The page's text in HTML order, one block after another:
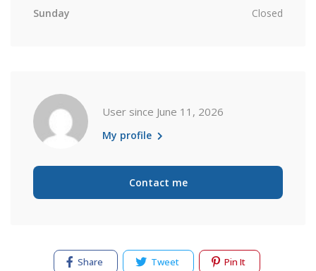
Sunday
Closed
User since June 11, 2026
My profile
Contact me
Share Tweet Pin It